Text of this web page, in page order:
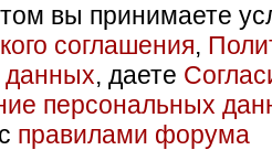
вы принимаете
соглашения,
данных, даете
персональных
правилами форума